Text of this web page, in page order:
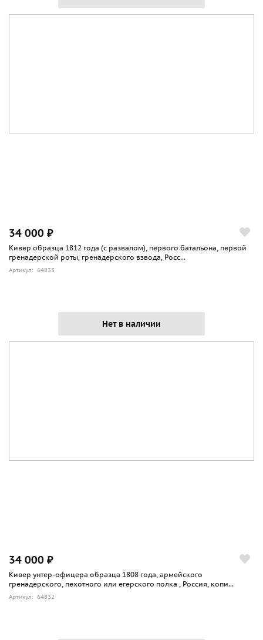
34 000 ₽
Кивер образца 1812 года (с развалом), первого батальона, первой
гренадерской роты, гренадерского взвода, Росс...
Артикул: 64833
Нет в наличии
34 000 ₽
Кивер унтер-офицера образца 1808 года, армейского
гренадерского, пехотного или егерского полка , Россия, копи...
Артикул: 64832